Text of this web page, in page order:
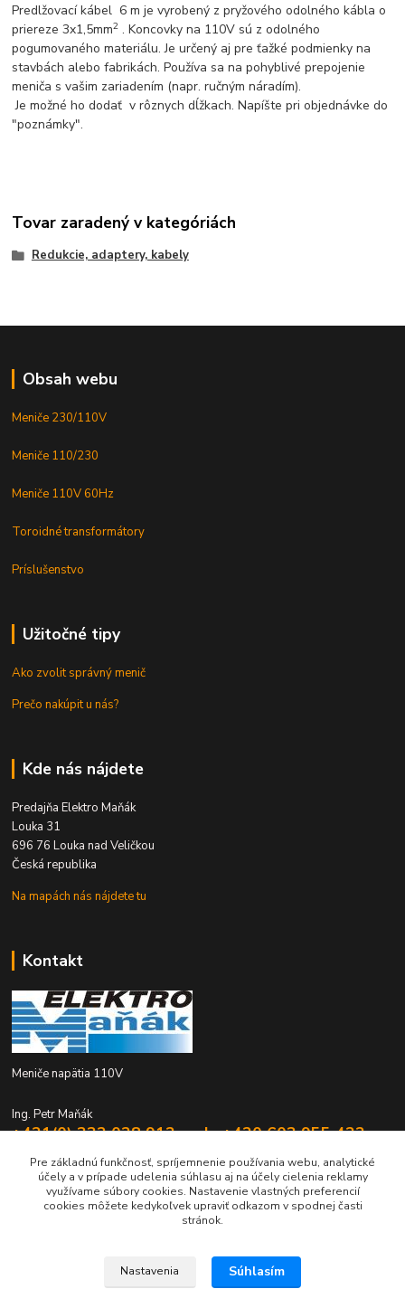
Predlžovací kábel 6 m je vyrobený z pryžového odolného kábla o
priereze 3x1,5mm2 . Koncovky na 110V sú z odolného
pogumovaného materiálu. Je určený aj pre ťažké podmienky na
stavbách alebo fabrikách. Používa sa na pohyblivé prepojenie
meniča s vašim zariadením (napr. ručným náradím).
Je možné ho dodať v rôznych dĺžkach. Napíšte pri objednávke do
"poznámky".
Tovar zaradený v kategóriách
Redukcie, adaptery, kabely
Obsah webu
Meniče 230/110V
Meniče 110/230
Meniče 110V 60Hz
Toroidné transformátory
Príslušenstvo
Užitočné tipy
Ako zvolit správný menič
Prečo nakúpit u nás?
Kde nás nájdete
Predajňa Elektro Maňák
Louka 31
696 76 Louka nad Veličkou
Česká republika
Na mapách nás nájdete tu
Kontakt
Meniče napätia 110V
Ing. Petr Maňák
+421(0) 332 028 912 mob. +420 603 955 422
elektromanak@volny.cz
Pre základnú funkčnosť, spríjemnenie používania webu, analytické
účely a v prípade udelenia súhlasu aj na účely cielenia reklamy
využívame súbory cookies. Nastavenie vlastných preferencií
cookies môžete kedykoľvek upraviť odkazom v spodnej časti
stránok.
Nastavenia Súhlasím